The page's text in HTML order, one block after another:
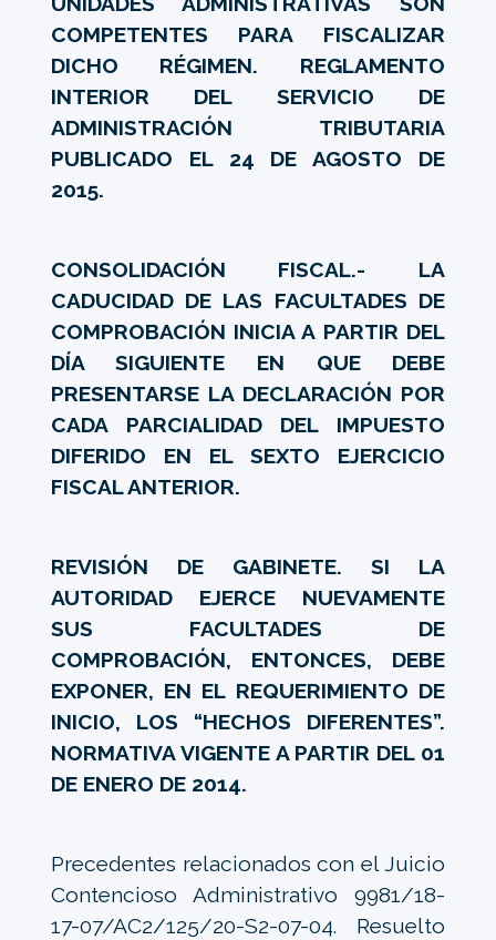
COMPETENTES PARA FISCALIZAR
DICHO RÉGIMEN. REGLAMENTO
INTERIOR DEL SERVICIO DE
ADMINISTRACIÓN TRIBUTARIA
PUBLICADO EL 24 DE AGOSTO DE
2015.
CONSOLIDACIÓN FISCAL.- LA
CADUCIDAD DE LAS FACULTADES DE
COMPROBACIÓN INICIA A PARTIR DEL
DÍA SIGUIENTE EN QUE DEBE
PRESENTARSE LA DECLARACIÓN POR
CADA PARCIALIDAD DEL IMPUESTO
DIFERIDO EN EL SEXTO EJERCICIO
FISCAL ANTERIOR.
REVISIÓN DE GABINETE. SI LA
AUTORIDAD EJERCE NUEVAMENTE
SUS FACULTADES DE
COMPROBACIÓN, ENTONCES, DEBE
EXPONER, EN EL REQUERIMIENTO DE
INICIO, LOS “HECHOS DIFERENTES”.
NORMATIVA VIGENTE A PARTIR DEL 01
DE ENERO DE 2014.
Precedentes relacionados con el Juicio
Contencioso Administrativo 9981/18-
17-07/AC2/125/20-S2-07-04. Resuelto